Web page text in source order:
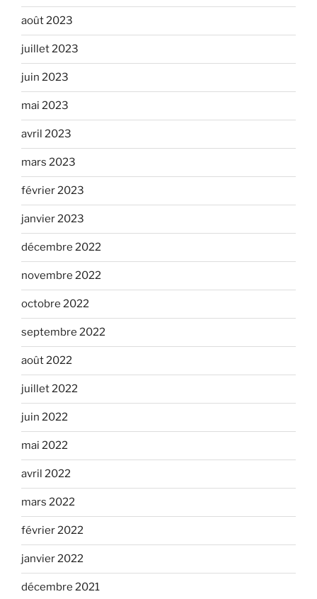
août 2023
juillet 2023
juin 2023
mai 2023
avril 2023
mars 2023
février 2023
janvier 2023
décembre 2022
novembre 2022
octobre 2022
septembre 2022
août 2022
juillet 2022
juin 2022
mai 2022
avril 2022
mars 2022
février 2022
janvier 2022
décembre 2021